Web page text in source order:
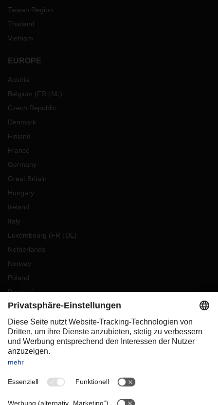
Taiwan Region
Thailand
Vietnam
EUROPE
Austria
Belgium (FR NL )
Czech Republic
Denmark
Finland
France
Germany
Great Britain
Hungary
Ireland
Italy
Luxembourg (FR DE)
Netherlands
Norway
Poland
Portugal
Romania
Slovakia
Spain
Sweden
Switzerland
OCEANIA